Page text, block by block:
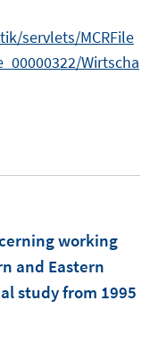
ö
f
servlets/MCRFile
Wirtscha
working
and Eastern
study from 1995